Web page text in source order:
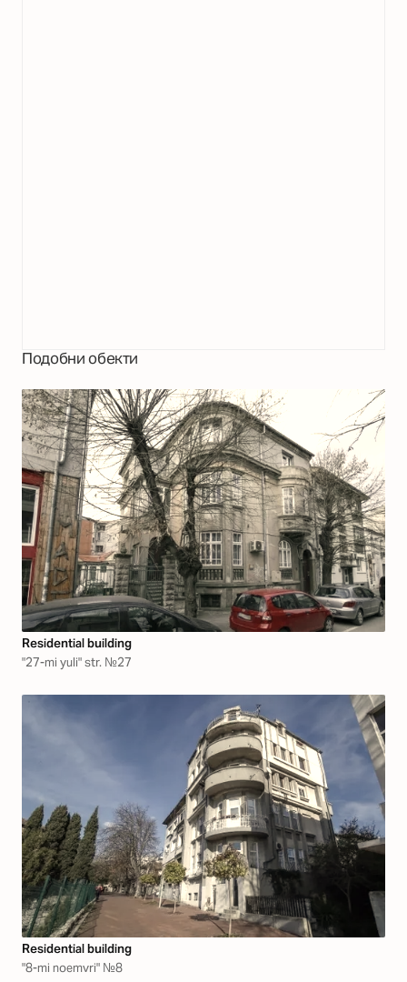
Подобни обекти
Residential building
"27-mi yuli" str. №27
Residential building
"8-mi noemvri" №8